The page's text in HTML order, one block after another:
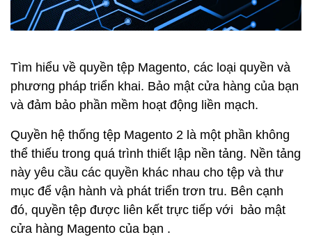
Tìm hiểu về quyền tệp Magento, các loại quyền và
phương pháp triển khai. Bảo mật cửa hàng của bạn
và đảm bảo phần mềm hoạt động liền mạch.
Quyền hệ thống tệp Magento 2 là một phần không
thể thiếu trong quá trình thiết lập nền tảng. Nền tảng
này yêu cầu các quyền khác nhau cho tệp và thư
mục để vận hành và phát triển trơn tru. Bên cạnh
đó, quyền tệp được liên kết trực tiếp với bảo mật
cửa hàng Magento của bạn .